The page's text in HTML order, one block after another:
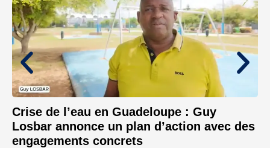
Crise de l’eau en Guadeloupe : Guy
Losbar annonce un plan d’action avec des
engagements concrets